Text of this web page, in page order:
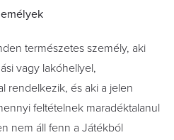
természetes személy, aki
vagy lakóhellyel,
rendelkezik, és aki a jelen
feltételnek maradéktalanul
nem áll fenn a Játékból